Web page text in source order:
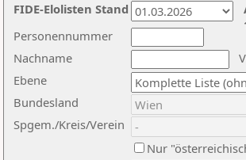
Nachname
Ebene
Personennummer
Bundesland
Spgem./Kreis/Verein
Nur
FIDE-Elolisten Stand